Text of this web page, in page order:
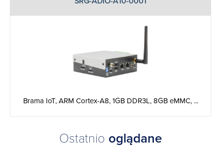
Brama IoT, ARM Cortex-A8, 1GB DDR3L, 8GB eMMC, ...
Ostatnio oglądane